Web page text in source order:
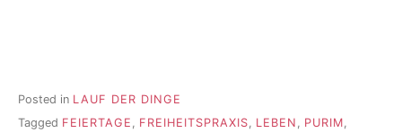
Posted in LAUF DER DINGE
Tagged FEIERTAGE , FREIHEITSPRAXIS, LEBEN , PURIM,